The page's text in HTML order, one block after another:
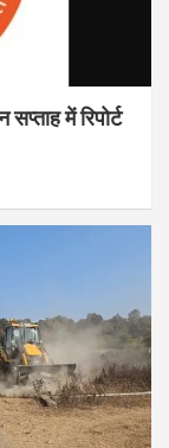
में रिपोर्ट